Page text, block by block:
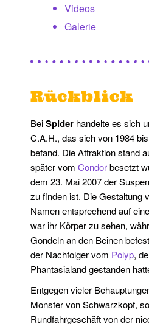
Videos
Galerie
Rückblick
BeiSpider handelte es sich
C.A.H., das sich von 1984
befand. Die Attraktion stand
später vomCondorbesetzt
dem 23. Mai 2007 der
zu finden ist. Die Gestaltung
Namen entsprechend auf
war ihr Körper zu sehen,
Gondeln an den Beinen
der Nachfolger vom Polyp,
Phantasialand gestanden
Entgegen vieler
Monster von Schwarzkopf,
Rundfahrgeschäft von der